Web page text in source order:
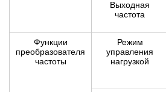
Выходная
частота
Функции
преобразователя
частоты
Режим
управления
нагрузкой